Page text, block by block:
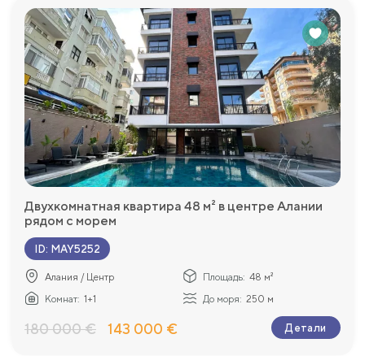
Двухкомнатная квартира 48 м² в центре Алании
рядом с морем
ID: MAY5252
Алания / Центр Площадь: 48 м²
Комнат: 1+1 До моря: 250 м
180 000 € 143 000 € Детали